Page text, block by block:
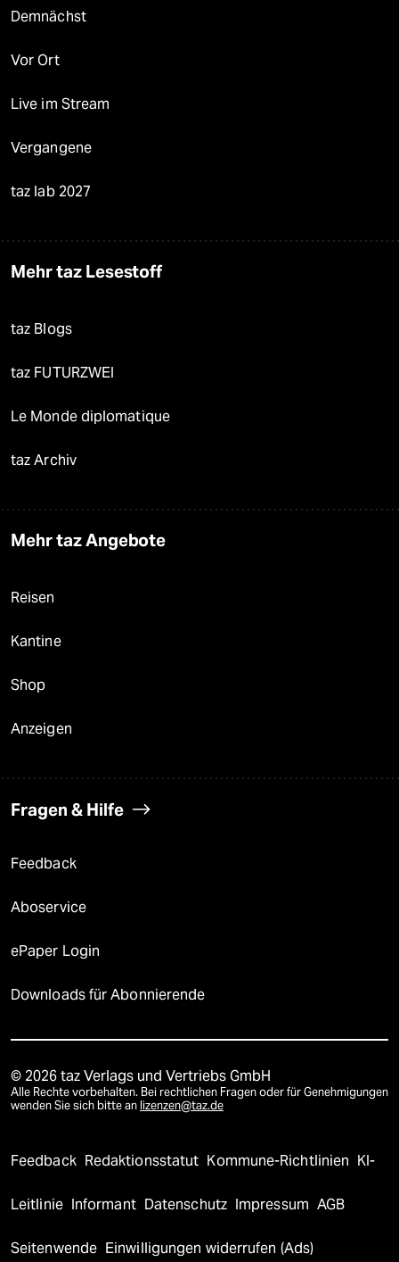
Demnächst
Vor Ort
Live im Stream
Vergangene
taz lab 2027
Mehr taz Lesestoff
taz Blogs
taz FUTURZWEI
Le Monde diplomatique
taz Archiv
Mehr taz Angebote
Reisen
Kantine
Shop
Anzeigen
Fragen & Hilfe
Feedback
Aboservice
ePaper Login
Downloads für Abonnierende
© 2026 taz Verlags und Vertriebs GmbH
Alle Rechte vorbehalten. Bei rechtlichen Fragen oder für Genehmigungen
wenden Sie sich bitte an lizenzen@taz.de
Feedback Redaktionsstatut Kommune-Richtlinien KI-
Leitlinie Informant Datenschutz Impressum AGB
Seitenwende Einwilligungen widerrufen (Ads)